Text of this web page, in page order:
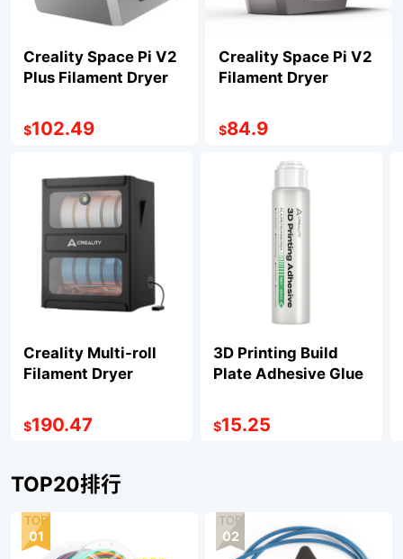
Creality Space Pi V2
Plus Filament Dryer
$102.49
Creality Space Pi V2
Filament Dryer
$84.9
Creality Multi-roll
Filament Dryer
$190.47
3D Printing Build
Plate Adhesive Glue
$15.25
TOP20排行
01 02